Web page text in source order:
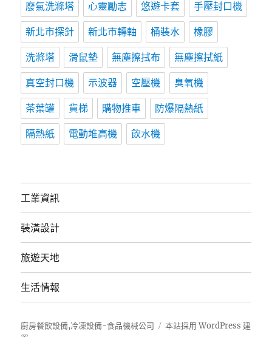
廢氣洗滌塔 心靈勵志 悠遊卡套 手壓封口機
新北市探針 新北市轉軸 桶裝水 橡膠
洗滌塔 滑鼠墊 無塵擦拭布 無塵擦拭紙
真空封口機 示波器 空壓機 臭氧機
茶葉罐 貨梯 購物推車 防爆隔熱紙
隔熱紙 電動堆高機 飲水機
工業資訊
裝潢設計
旅遊天地
生活情報
廚房餐飲設備,冷凍設備-食品機械公司
本站採用 WordPress 建